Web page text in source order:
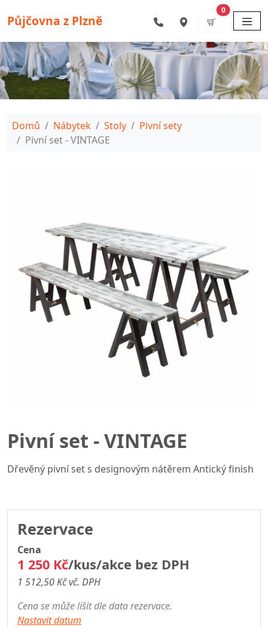
Půjčovna z Plzně
0items
Drobečková navigace
Domů Nábytek Stoly
Pivní sety
Pivní set - VINTAGE
Pivní set - VINTAGE
Dřevěný pivní set s designovým nátěrem Antický finish
Rezervace
Cena
1 250 Kč/kus/akce bez DPH
1 512,50 Kč vč. DPH
Cena se může lišit dle data rezervace.
Nastavit datum